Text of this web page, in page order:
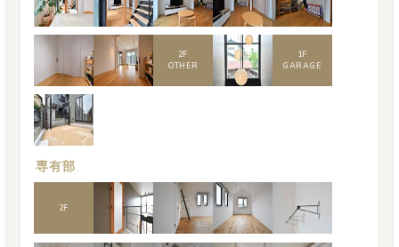
2F
OTHER
1F
GARAGE
専有部
2F